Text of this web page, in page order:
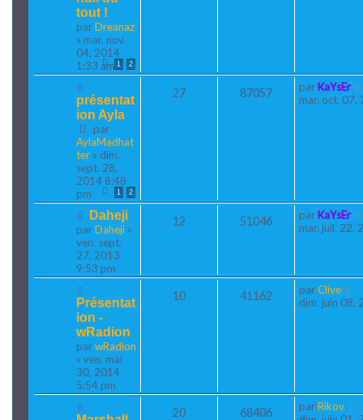
tout !
parDreanaz
» mar. nov.
04, 2014
1:33 am 1 2
présentat
ion Ayla
par
AylaMadhat
ter » dim.
sept. 28,
2014 8:48
pm
1 2
27 87057 par KaYsEr
mar. oct. 07,
Daheji
parDaheji »
ven. sept.
27, 2013
9:53 pm
12 51046 par KaYsEr
mar. juil. 22,
Présentat
ion -
wRadion
parwRadion
» ven. mai
30, 2014
5:54 pm
10 41162 parClive
dim. juin 08,
20 68406 parRikov